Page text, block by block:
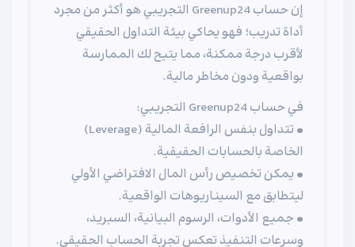
إن حساب Greenup24 التجريبي هو أكثر من مجرد
أداة تدريب؛ فهو يحاكي بيئة التداول الحقيقي
لأقرب درجة ممكنة، مما يتيح لك الممارسة
بواقعية ودون مخاطر مالية.
في حساب Greenup24 التجريبي:
• تتداول بنفس الرافعة المالية (Leverage)
الخاصة بالحسابات الحقيقية.
• يمكن تخصيص رأس المال الافتراضي الأولي
ليتطابق مع السيناريوهات الواقعية.
• جميع الأدوات، الرسوم البيانية، السبريد،
وسرعات التنفيذ تعكس تجربة الحساب الحقيقي.